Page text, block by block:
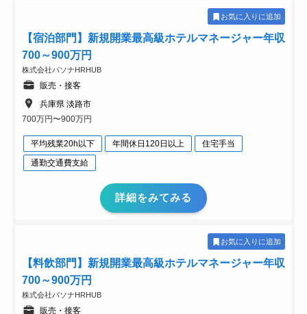
お気に入りに追加
【宿泊部門】新規開業最高級ホテルマネージャー年収
700～900万円
株式会社パソナHRHUB
販売・接客
兵庫県 淡路市
700万円〜900万円
平均残業20h以下 年間休日120日以上
住宅手当
通勤交通費支給
詳細をみてみる
お気に入りに追加
【料飲部門】新規開業最高級ホテルマネージャー年収
700～900万円
株式会社パソナHRHUB
販売・接客